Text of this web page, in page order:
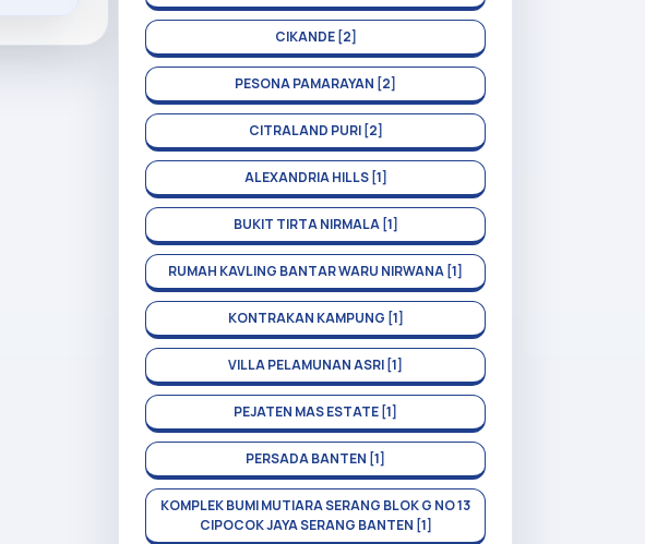
CIKANDE [2]
PESONA PAMARAYAN [2]
CITRALAND PURI [2]
ALEXANDRIA HILLS [1]
BUKIT TIRTA NIRMALA [1]
RUMAH KAVLING BANTAR WARU NIRWANA [1]
KONTRAKAN KAMPUNG [1]
VILLA PELAMUNAN ASRI [1]
PEJATEN MAS ESTATE [1]
PERSADA BANTEN [1]
KOMPLEK BUMI MUTIARA SERANG BLOK G NO 13
CIPOCOK JAYA SERANG BANTEN [1]